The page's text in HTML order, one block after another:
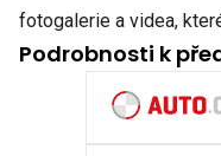
fotogalerie a videa,
Podrobnosti k